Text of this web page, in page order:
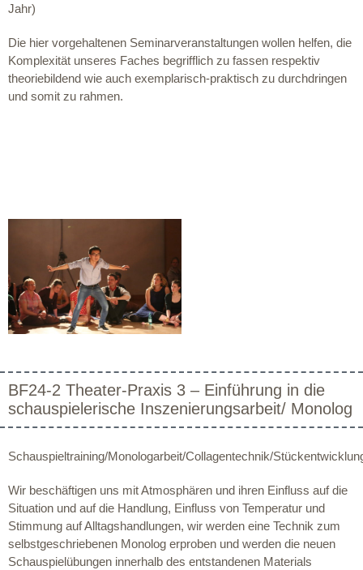
Jahr)
Die hier vorgehaltenen Seminarveranstaltungen wollen helfen, die
Komplexität unseres Faches begrifflich zu fassen respektiv
theoriebildend wie auch exemplarisch-praktisch zu durchdringen
und somit zu rahmen.
BF24-2 Theater-Praxis 3 – Einführung in die
schauspielerische Inszenierungsarbeit/ Monolog
Schauspieltraining/Monologarbeit/Collagentechnik/
Wir beschäftigen uns mit Atmosphären und ihren Einfluss auf die
Situation und auf die Handlung, Einfluss von Temperatur und
Stimmung auf Alltagshandlungen, wir werden eine Technik zum
selbstgeschriebenen Monolog erproben und werden die neuen
Schauspielübungen innerhalb des entstandenen Materials